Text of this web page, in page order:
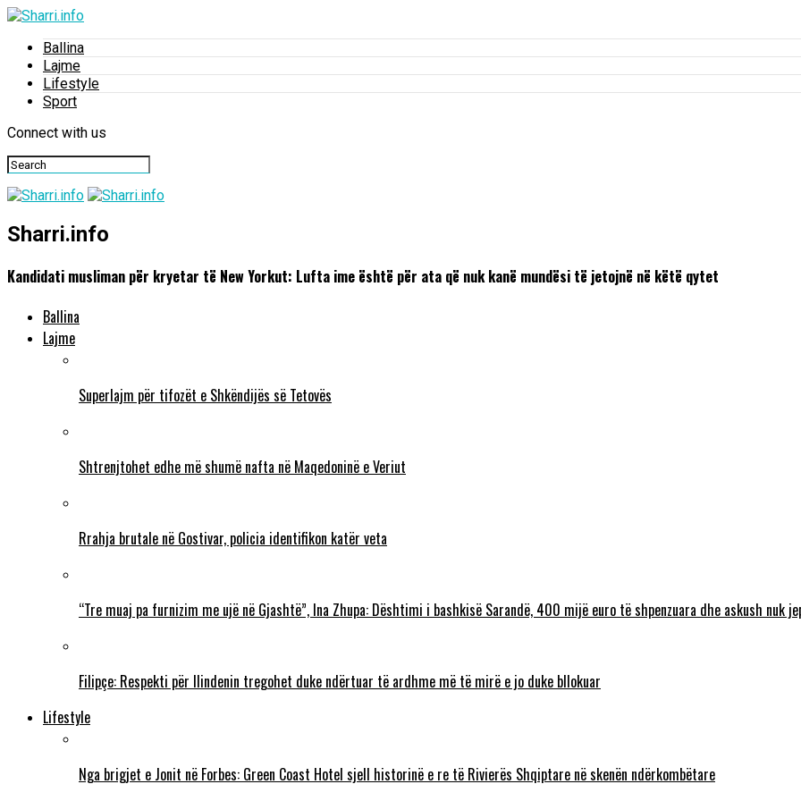
Ballina
Lajme
Lifestyle
Sport
Connect with us
Sharri.info
Kandidati musliman për kryetar të New Yorkut: Lufta ime është për ata që nuk kanë mundësi të jetojnë në këtë qytet
Ballina
Lajme
Superlajm për tifozët e Shkëndijës së Tetovës
Shtrenjtohet edhe më shumë nafta në Maqedoninë e Veriut
Rrahja brutale në Gostivar, policia identifikon katër veta
“Tre muaj pa furnizim me ujë në Gjashtë”, Ina Zhupa: Dështimi i bashkisë Sarandë, 400 mijë euro të shpenzuara dhe askush nuk
Filipçe: Respekti për Ilindenin tregohet duke ndërtuar të ardhme më të mirë e jo duke bllokuar
Lifestyle
Nga brigjet e Jonit në Forbes: Green Coast Hotel sjell historinë e re të Rivierës Shqiptare në skenën ndërkombëtare